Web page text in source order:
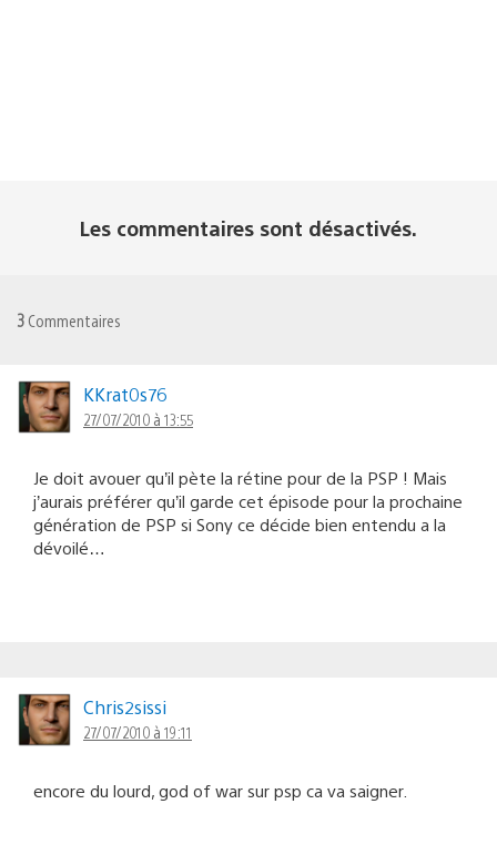
Les commentaires sont désactivés.
3 Commentaires
KKrat0s76
27/07/2010 à 13:55
Je doit avouer qu’il pète la rétine pour de la PSP ! Mais
j’aurais préférer qu’il garde cet épisode pour la prochaine
génération de PSP si Sony ce décide bien entendu a la
dévoilé…
Chris2sissi
27/07/2010 à 19:11
encore du lourd, god of war sur psp ca va saigner.